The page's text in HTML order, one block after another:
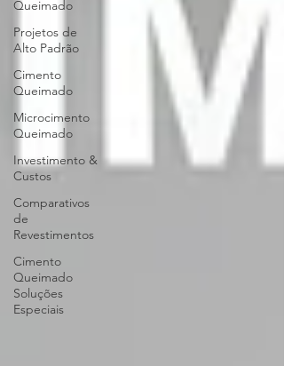
Queimado
Projetos de
Alto Padrão
Cimento
Queimado
Microcimento
Queimado
Investimento &
Custos
Comparativos
de
Revestimentos
Cimento
Queimado
Soluções
Especiais